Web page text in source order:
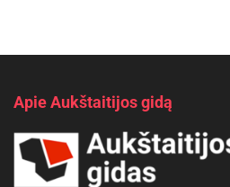
Apie Aukštaitijos gidą